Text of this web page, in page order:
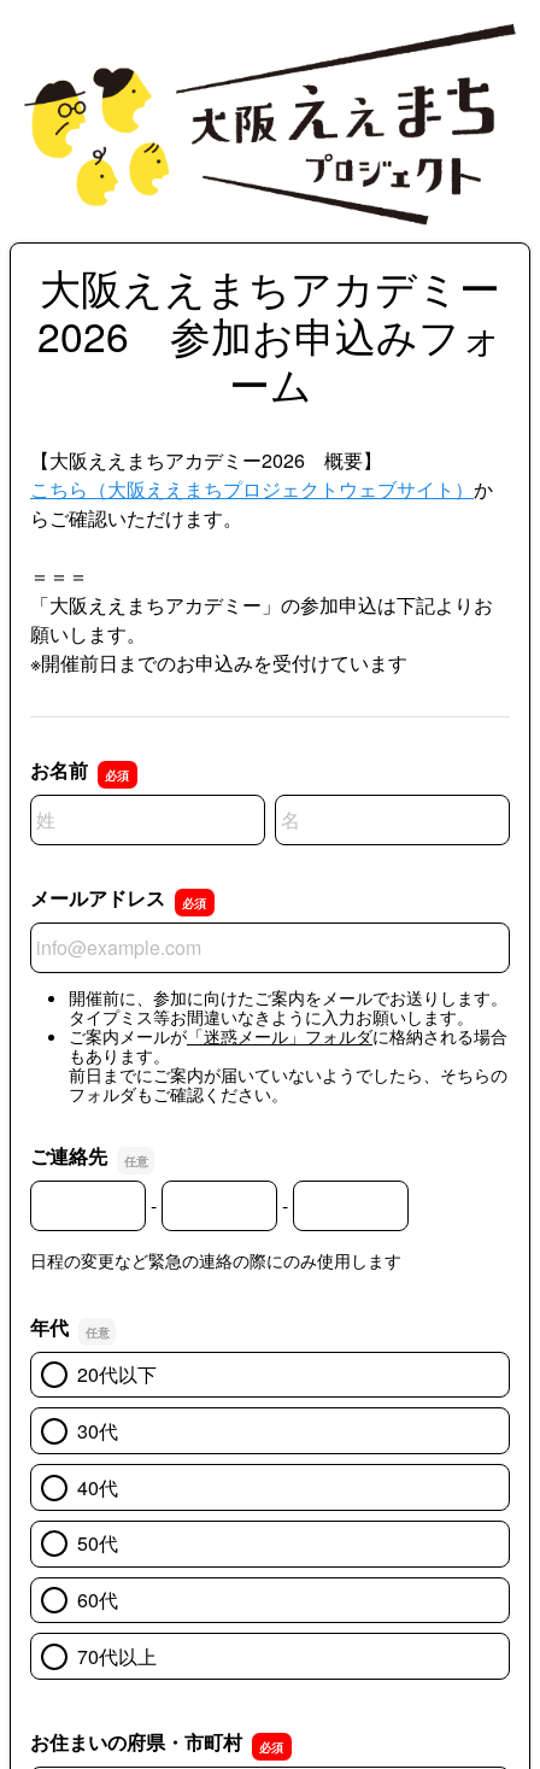
大阪ええまちアカデミー
2026 参加お申込みフォ
ーム
【大阪ええまちアカデミー2026 概要】
こちら（大阪ええまちプロジェクトウェブサイト） か
らご確認いただけます。
＝＝＝
「大阪ええまちアカデミー」の参加申込は下記よりお
願いします。
※開催前日までのお申込みを受付けています
お名前
名前の姓
名前の名
メールアドレス
メールアドレス
開催前に、参加に向けたご案内をメールでお送りします。
タイプミス等お間違いなきように入力お願いします。
ご案内メールが 「迷惑メール」フォルダに格納される場合
もあります。
前日までにご案内が届いていないようでしたら、そちらの
フォルダもご確認ください。
ご連絡先
ご連絡先の市外局番
-
ご連絡先の市内局番 -
ご連絡先の加入者番号
日程の変更など緊急の連絡の際にのみ使用します
年代
20代以下
30代
40代
50代
60代
70代以上
お住まいの府県・市町村